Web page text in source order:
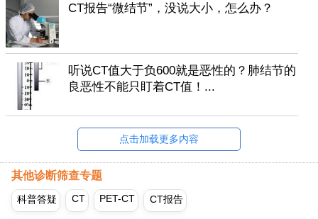
CT报告“微结节”，没说大小，怎么办？
听说CT值大于负600就是恶性的？肺结节的
良恶性不能只盯着CT值！...
点击加载更多内容
其他诊断筛查专题
科普答疑 CT PET-CT CT报告